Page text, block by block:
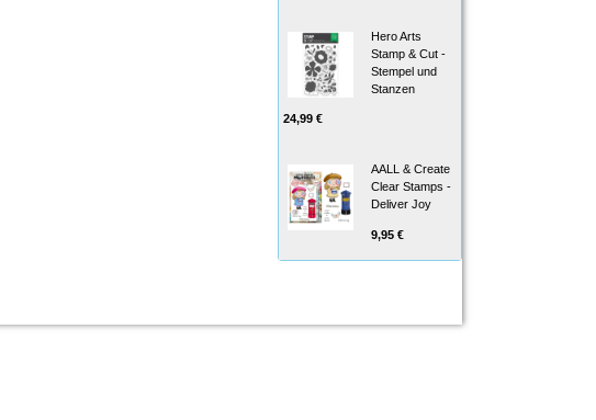
Hero Arts
Stamp & Cut -
Stempel und
Stanzen
24,99 €
AALL & Create
Clear Stamps -
Deliver Joy
9,95 €